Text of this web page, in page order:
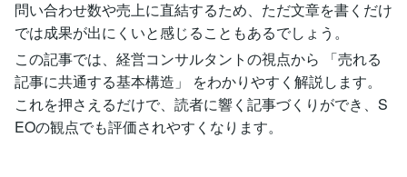
問い合わせ数や売上に直結するため、ただ文章を書くだけ
では成果が出にくいと感じることもあるでしょう。
この記事では、経営コンサルタントの視点から 「売れる
記事に共通する基本構造」 をわかりやすく解説します。
これを押さえるだけで、読者に響く記事づくりができ、S
EOの観点でも評価されやすくなります。